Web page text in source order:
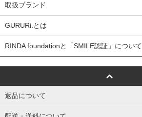
取扱ブランド
GURURi.とは
RINDA foundationと「SMILE認証」について
返品について